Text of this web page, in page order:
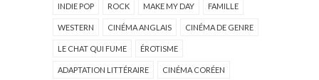
INDIE POP ROCK MAKE MY DAY FAMILLE
WESTERN CINÉMA ANGLAIS CINÉMA DE GENRE
LE CHAT QUI FUME ÉROTISME
ADAPTATION LITTÉRAIRE CINÉMA CORÉEN